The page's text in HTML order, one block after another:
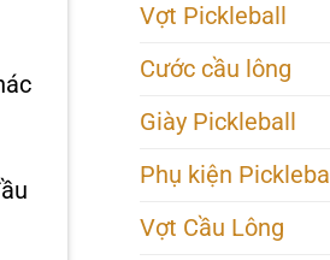
Vợt Pickleball
Cước cầu lông
Giày Pickleball
Phụ kiện Pickleball
Vợt Cầu Lông